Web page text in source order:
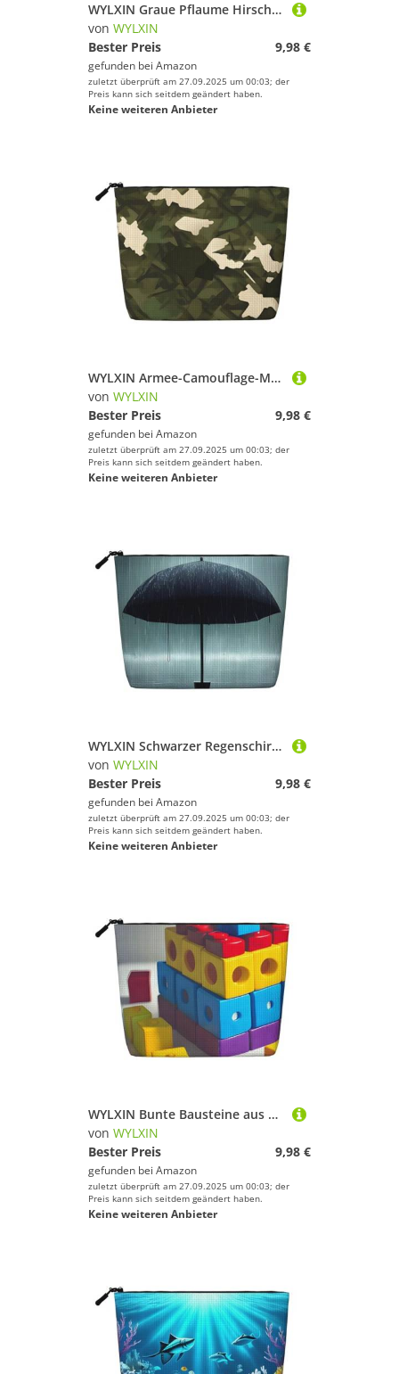
WYLXIN Graue Pflaume Hirsch Fake Hanf Make-up Tasche Umweltfreundlich und langlebig, einfaches Design, einfach Ihre Beauty-Essentials zu verstauen.
von WYLXIN
Bester Preis
9,98 €
gefunden bei Amazon
zuletzt überprüft am 27.09.2025 um 00:03; der
Preis kann sich seitdem geändert haben.
Keine weiteren Anbieter
WYLXIN Armee-Camouflage-Make-up-Tasche, aus künstlichem Hanf, umweltfreundlich und langlebig, einfaches Design, einfach Ihre Beauty-Essentials aufzubewahren, Schwarz, Einheitsgröße
von WYLXIN
Bester Preis
9,98 €
gefunden bei Amazon
zuletzt überprüft am 27.09.2025 um 00:03; der
Preis kann sich seitdem geändert haben.
Keine weiteren Anbieter
WYLXIN Schwarzer Regenschirm im Regen Fake Hanf Make-up Tasche Umweltfreundlich und langlebig, einfaches Design, einfach Ihre Beauty-Essentials zu verstauen, Schwarz, Einheitsgröße
von WYLXIN
Bester Preis
9,98 €
gefunden bei Amazon
zuletzt überprüft am 27.09.2025 um 00:03; der
Preis kann sich seitdem geändert haben.
Keine weiteren Anbieter
WYLXIN Bunte Bausteine aus künstlichem Hanf, Make-up-Tasche, umweltfreundlich und langlebig, einfaches Design, einfach Ihre Schönheitsutensilien aufzubewahren.
von WYLXIN
Bester Preis
9,98 €
gefunden bei Amazon
zuletzt überprüft am 27.09.2025 um 00:03; der
Preis kann sich seitdem geändert haben.
Keine weiteren Anbieter